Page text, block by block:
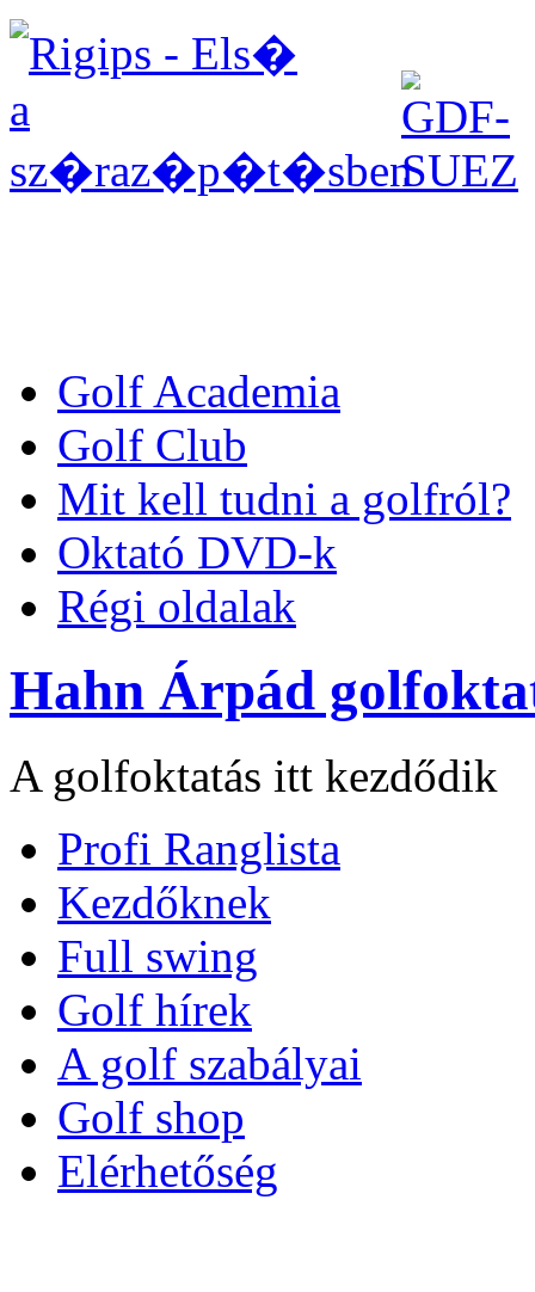
Golf Academia
Golf Club
Mit kell tudni a golfról?
Oktató DVD-k
Régi oldalak
Hahn Árpád
A golfoktatás itt kezdődik
Profi Ranglista
Kezdőknek
Full swing
Golf hírek
A golf szabályai
Golf shop
Elérhetőség